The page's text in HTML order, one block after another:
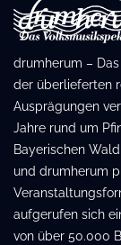
drumherum –
der überlieferten
Ausprägungen
Jahre rund um
Bayerischen
und drumherum
aufgerufen sich
von über 50.000